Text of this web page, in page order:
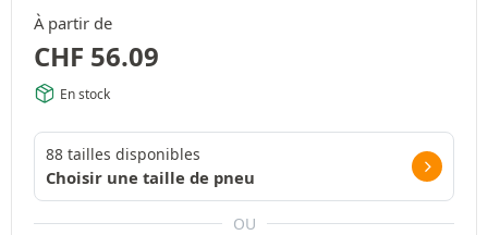
À partir de
CHF 56.09
En stock
88 tailles disponibles
Choisir une taille de pneu
OU